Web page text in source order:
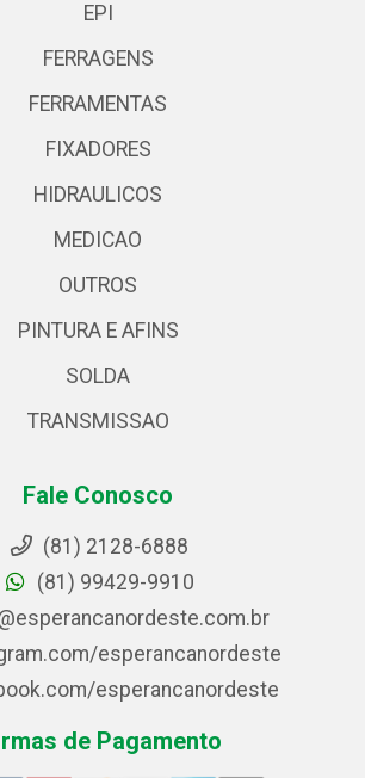
EPI
FERRAGENS
FERRAMENTAS
FIXADORES
HIDRAULICOS
MEDICAO
OUTROS
PINTURA E AFINS
SOLDA
TRANSMISSAO
Fale Conosco
(81) 2128-6888
(81) 99429-9910
esperancanordeste
esperancanordeste
de Pagamento